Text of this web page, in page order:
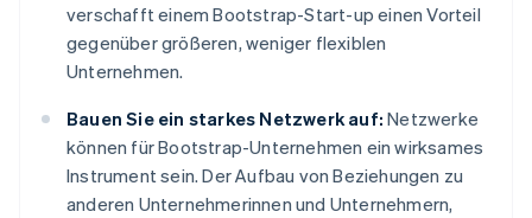
verschafft einem Bootstrap-Start-up einen Vorteil
gegenüber größeren, weniger flexiblen
Unternehmen.
Bauen Sie ein starkes Netzwerk auf: Netzwerke
können für Bootstrap-Unternehmen ein wirksames
Instrument sein. Der Aufbau von Beziehungen zu
anderen Unternehmerinnen und Unternehmern,